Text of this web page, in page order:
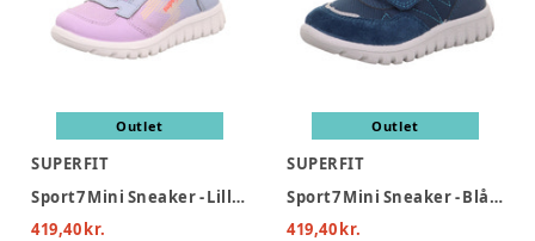
Outlet
SUPERFIT
Sport7 Mini Sneaker - Lilla/Lyseblå
419,40 kr.
Outlet
SUPERFIT
Sport7 Mini Sneaker - Blå/Turkis
419,40 kr.